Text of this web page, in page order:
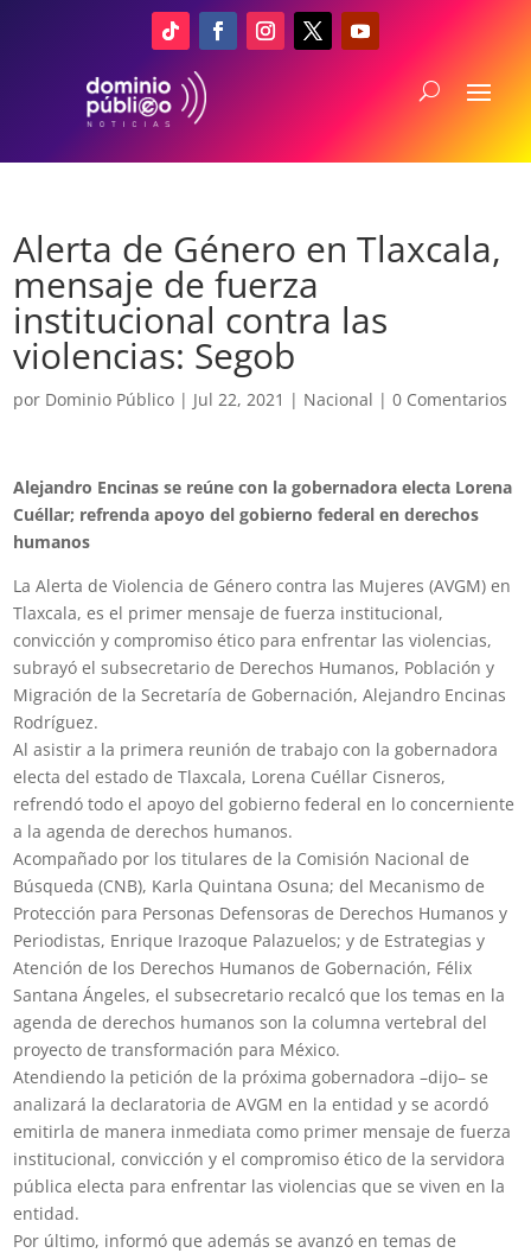
Alerta de Género en Tlaxcala,
mensaje de fuerza
institucional contra las
violencias: Segob
por Dominio Público | Jul 22, 2021 | Nacional |0 Comentarios
Alejandro Encinas se reúne con la gobernadora electa Lorena
Cuéllar; refrenda apoyo del gobierno federal en derechos
humanos
La Alerta de Violencia de Género contra las Mujeres (AVGM) en
Tlaxcala, es el primer mensaje de fuerza institucional,
convicción y compromiso ético para enfrentar las violencias,
subrayó el subsecretario de Derechos Humanos, Población y
Migración de la Secretaría de Gobernación, Alejandro Encinas
Rodríguez.
Al asistir a la primera reunión de trabajo con la gobernadora
electa del estado de Tlaxcala, Lorena Cuéllar Cisneros,
refrendó todo el apoyo del gobierno federal en lo concerniente
a la agenda de derechos humanos.
Acompañado por los titulares de la Comisión Nacional de
Búsqueda (CNB), Karla Quintana Osuna; del Mecanismo de
Protección para Personas Defensoras de Derechos Humanos y
Periodistas, Enrique Irazoque Palazuelos; y de Estrategias y
Atención de los Derechos Humanos de Gobernación, Félix
Santana Ángeles, el subsecretario recalcó que los temas en la
agenda de derechos humanos son la columna vertebral del
proyecto de transformación para México.
Atendiendo la petición de la próxima gobernadora –dijo– se
analizará la declaratoria de AVGM en la entidad y se acordó
emitirla de manera inmediata como primer mensaje de fuerza
institucional, convicción y el compromiso ético de la servidora
pública electa para enfrentar las violencias que se viven en la
entidad.
Por último, informó que además se avanzó en temas de